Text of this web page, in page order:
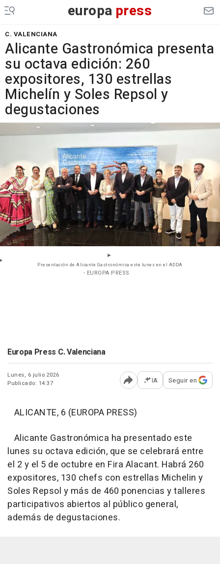
europa press
C. VALENCIANA
Alicante Gastronómica presenta
su octava edición: 260
expositores, 130 estrellas
Michelín y Soles Repsol y
degustaciones
Presentación de Alicante Gastronómica este lunes en el ADDA
- EUROPA PRESS
Europa Press C. Valenciana
Lunes, 6 julio 2026
Publicado: 14:37
Abrir opciones para
IA Seguir en
ALICANTE, 6 (EUROPA PRESS)
Alicante Gastronómica ha presentado este
lunes su octava edición, que se celebrará entre
el 2 y el 5 de octubre en Fira Alacant. Habrá 260
expositores, 130 chefs con estrellas Michelin y
Soles Repsol y más de 460 ponencias y talleres
participativos abiertos al público general,
además de degustaciones.